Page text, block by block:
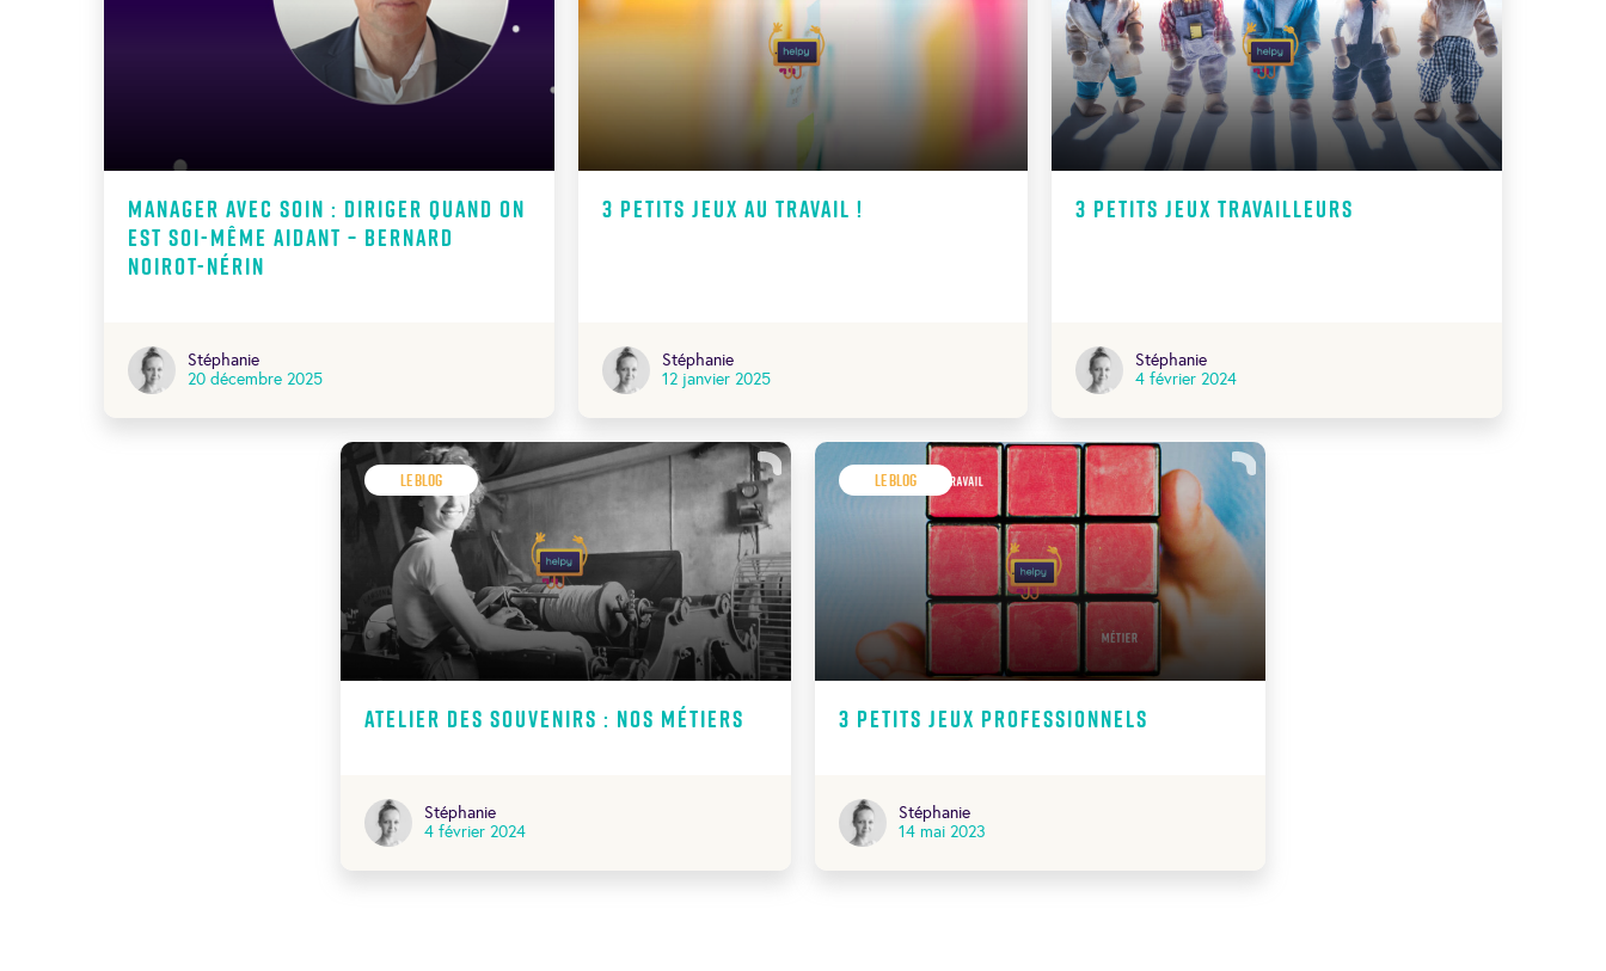
Manager avec soin : diriger quand on
est soi-même aidant – Bernard
Noirot-Nérin
Stéphanie
20 décembre 2025
3 petits jeux au travail !
Stéphanie
12 janvier 2025
3 petits jeux travailleurs
Stéphanie
4 février 2024
Le Blog
Atelier des souvenirs : Nos métiers
Stéphanie
4 février 2024
Le Blog
3 petits jeux professionnels
Stéphanie
14 mai 2023